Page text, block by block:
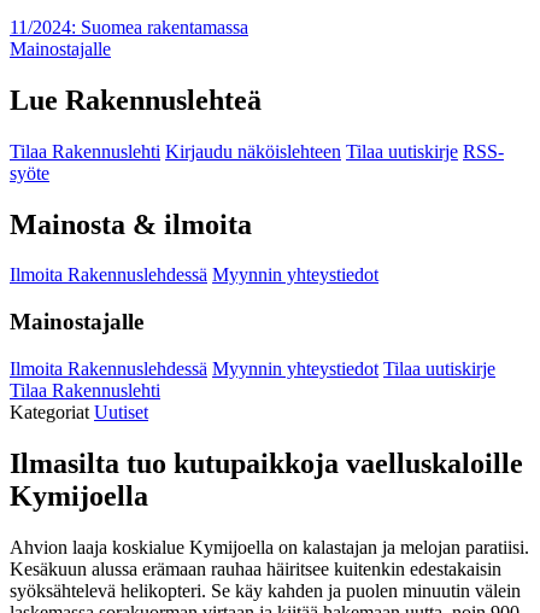
11/2024: Suomea rakentamassa
Mainostajalle
Lue Rakennuslehteä
Tilaa Rakennuslehti Kirjaudu näköislehteen Tilaa uutiskirje RSS-
syöte
Mainosta & ilmoita
Ilmoita Rakennuslehdessä Myynnin yhteystiedot
Mainostajalle
Ilmoita Rakennuslehdessä Myynnin yhteystiedot Tilaa uutiskirje
Tilaa Rakennuslehti
Kategoriat Uutiset
Ilmasilta tuo kutupaikkoja vaelluskaloille
Kymijoella
Ahvion laaja koskialue Kymijoella on kalastajan ja melojan paratiisi.
Kesäkuun alussa erämaan rauhaa häiritsee kuitenkin edestakaisin
syöksähtelevä helikopteri. Se käy kahden ja puolen minuutin välein